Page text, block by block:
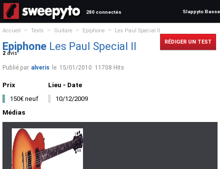
280 connectés Slappyto Basse
Accueil > Tests > Guitare > Epiphone > Les Paul Special II
Epiphone Les Paul Special II
2 avis
RÉDIGER UN TEST
Publié par alveris le 15/01/2010 11708 Hits
Prix
150€ neuf
Lieu - Date
10/12/2009
Médias